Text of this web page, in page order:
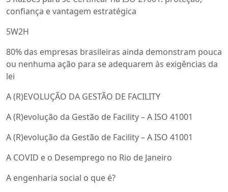
confiança e vantagem estratégica
5W2H
80% das empresas brasileiras ainda demonstram pouca
ou nenhuma ação para se adequarem às exigências da
lei
A (R)EVOLUÇÃO DA GESTÃO DE FACILITY
A (R)evolução da Gestão de Facility – A ISO 41001
A (R)evolução da Gestão de Facility – A ISO 41001
A COVID e o Desemprego no Rio de Janeiro
A engenharia social o que é?